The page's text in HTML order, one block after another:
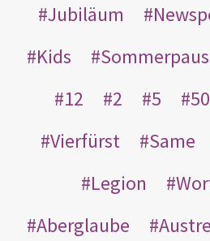
Jubiläum
Kids
12
2 5
Vierfürst
Same
Legion
Aberglaube